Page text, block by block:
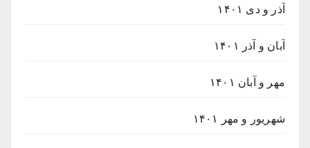
آذر و دی ۱۴۰۱
آبان و آذر ۱۴۰۱
مهر و آبان ۱۴۰۱
شهریور و مهر ۱۴۰۱